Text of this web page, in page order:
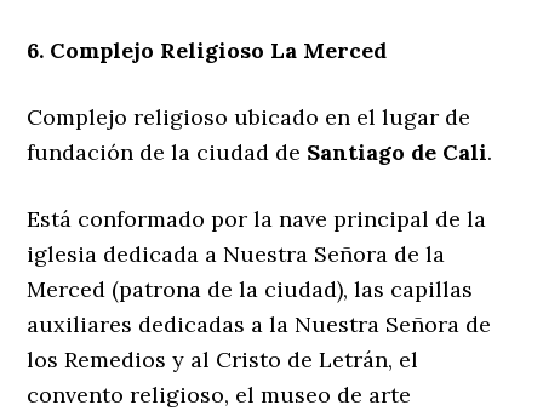
6. Complejo Religioso La Merced
Complejo religioso ubicado en el lugar de
fundación de la ciudad de Santiago de Cali.
Está conformado por la nave principal de la
iglesia dedicada a Nuestra Señora de la
Merced (patrona de la ciudad), las capillas
auxiliares dedicadas a la Nuestra Señora de
los Remedios y al Cristo de Letrán, el
convento religioso, el museo de arte